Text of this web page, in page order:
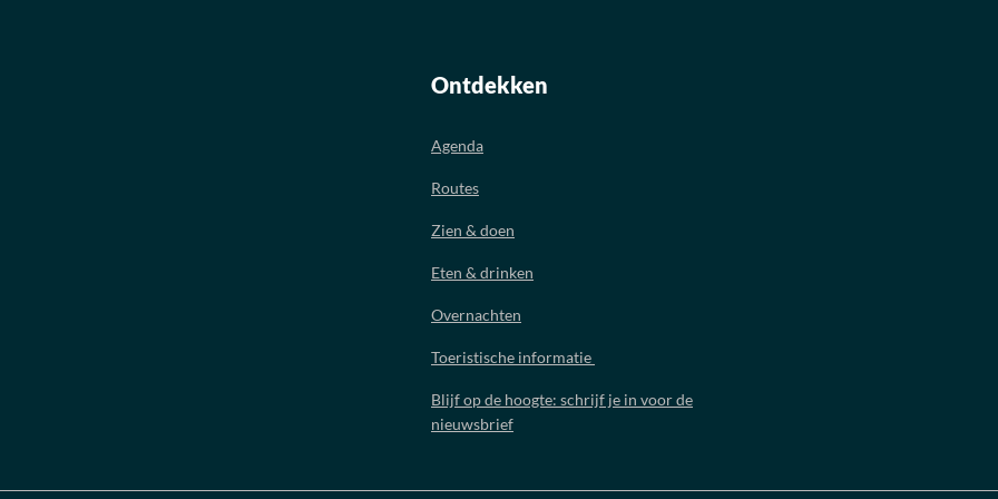
Ontdekken
Agenda
Routes
Zien & doen
Eten & drinken
Overnachten
Toeristische informatie
Blijf op de hoogte: schrijf je in voor de
nieuwsbrief